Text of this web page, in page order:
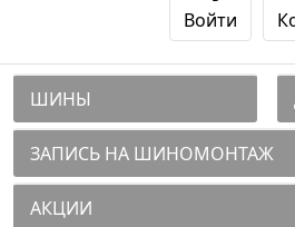
Войти
ШИНЫ
ЗАПИСЬ НА ШИНОМОНТАЖ
АКЦИИ